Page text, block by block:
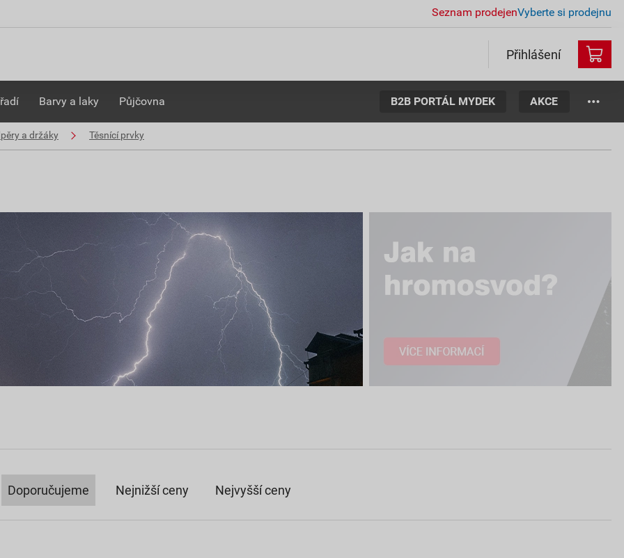
Seznam prodejenVyberte si prodejnu
Přihlášení
Barvy a laky Půjčovna B2B PORTÁL MYDEK AKCE
a držáky Těsnící prvky
Doporučujeme Nejnižší ceny Nejvyšší ceny